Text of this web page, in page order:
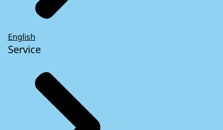
English
Service